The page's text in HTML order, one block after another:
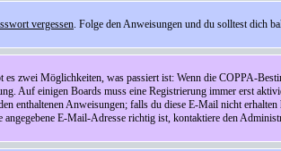
vergessen. Folge den Anweisungen und du solltest dich
zwei Möglichkeiten, was passiert ist: Wenn die COPPA-
Auf einigen Boards muss eine Registrierung immer erst
Anweisungen; falls du diese E-Mail nicht
E-Mail-Adresse richtig ist, kontaktiere den